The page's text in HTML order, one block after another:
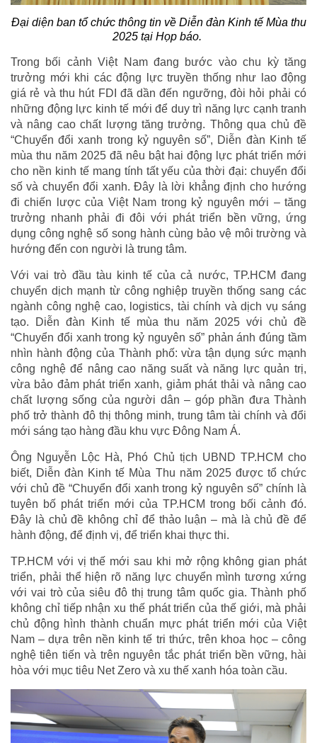
Đại diện ban tổ chức thông tin về Diễn đàn Kinh tế Mùa thu
2025 tại Họp báo.
Trong bối cảnh Việt Nam đang bước vào chu kỳ tăng
trưởng mới khi các động lực truyền thống như lao động
giá rẻ và thu hút FDI đã dần đến ngưỡng, đòi hỏi phải có
những động lực kinh tế mới để duy trì năng lực cạnh tranh
và nâng cao chất lượng tăng trưởng. Thông qua chủ đề
“Chuyển đổi xanh trong kỷ nguyên số”, Diễn đàn Kinh tế
mùa thu năm 2025 đã nêu bật hai động lực phát triển mới
cho nền kinh tế mang tính tất yếu của thời đại: chuyển đổi
số và chuyển đổi xanh. Đây là lời khẳng định cho hướng
đi chiến lược của Việt Nam trong kỷ nguyên mới – tăng
trưởng nhanh phải đi đôi với phát triển bền vững, ứng
dụng công nghệ số song hành cùng bảo vệ môi trường và
hướng đến con người là trung tâm.
Với vai trò đầu tàu kinh tế của cả nước, TP.HCM đang
chuyển dịch mạnh từ công nghiệp truyền thống sang các
ngành công nghệ cao, logistics, tài chính và dịch vụ sáng
tạo. Diễn đàn Kinh tế mùa thu năm 2025 với chủ đề
“Chuyển đổi xanh trong kỷ nguyên số” phản ánh đúng tầm
nhìn hành động của Thành phố: vừa tận dụng sức mạnh
công nghệ để nâng cao năng suất và năng lực quản trị,
vừa bảo đảm phát triển xanh, giảm phát thải và nâng cao
chất lượng sống của người dân – góp phần đưa Thành
phố trở thành đô thị thông minh, trung tâm tài chính và đổi
mới sáng tạo hàng đầu khu vực Đông Nam Á.
Ông Nguyễn Lộc Hà, Phó Chủ tịch UBND TP.HCM cho
biết, Diễn đàn Kinh tế Mùa Thu năm 2025 được tổ chức
với chủ đề “Chuyển đổi xanh trong kỷ nguyên số” chính là
tuyên bố phát triển mới của TP.HCM trong bối cảnh đó.
Đây là chủ đề không chỉ để thảo luận – mà là chủ đề để
hành động, để định vị, để triển khai thực thi.
TP.HCM với vị thế mới sau khi mở rộng không gian phát
triển, phải thể hiện rõ năng lực chuyển mình tương xứng
với vai trò của siêu đô thị trung tâm quốc gia. Thành phố
không chỉ tiếp nhận xu thế phát triển của thế giới, mà phải
chủ động hình thành chuẩn mực phát triển mới của Việt
Nam – dựa trên nền kinh tế tri thức, trên khoa học – công
nghệ tiên tiến và trên nguyên tắc phát triển bền vững, hài
hòa với mục tiêu Net Zero và xu thế xanh hóa toàn cầu.